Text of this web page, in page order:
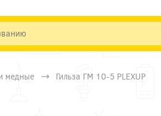
медные Гильза ГМ 10-5 PLEXUP